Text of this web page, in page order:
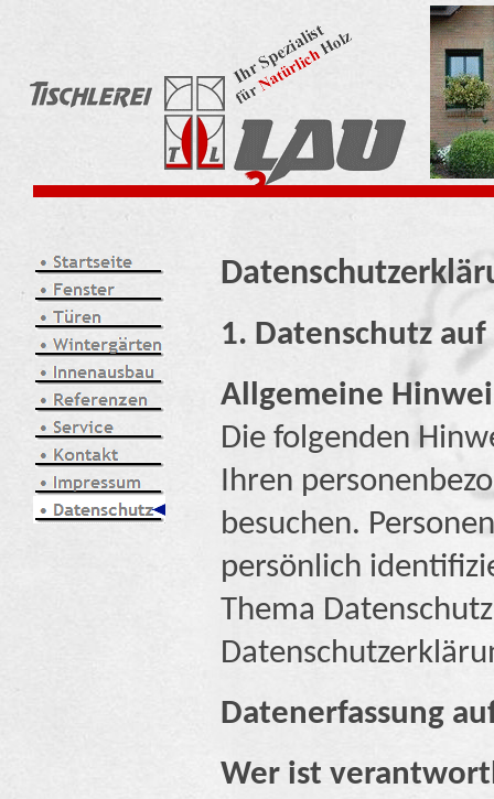
1. Datenschutz
Allgemeine
Die folgenden
Ihren
besuchen.
persönlich
Thema
Datenerfassung
Wer ist